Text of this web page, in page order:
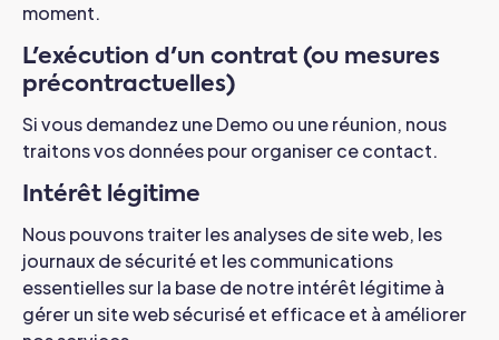
moment.
L'exécution d'un contrat (ou mesures
précontractuelles)
Si vous demandez une Demo ou une réunion, nous
traitons vos données pour organiser ce contact.
Intérêt légitime
Nous pouvons traiter les analyses de site web, les
journaux de sécurité et les communications
essentielles sur la base de notre intérêt légitime à
gérer un site web sécurisé et efficace et à améliorer